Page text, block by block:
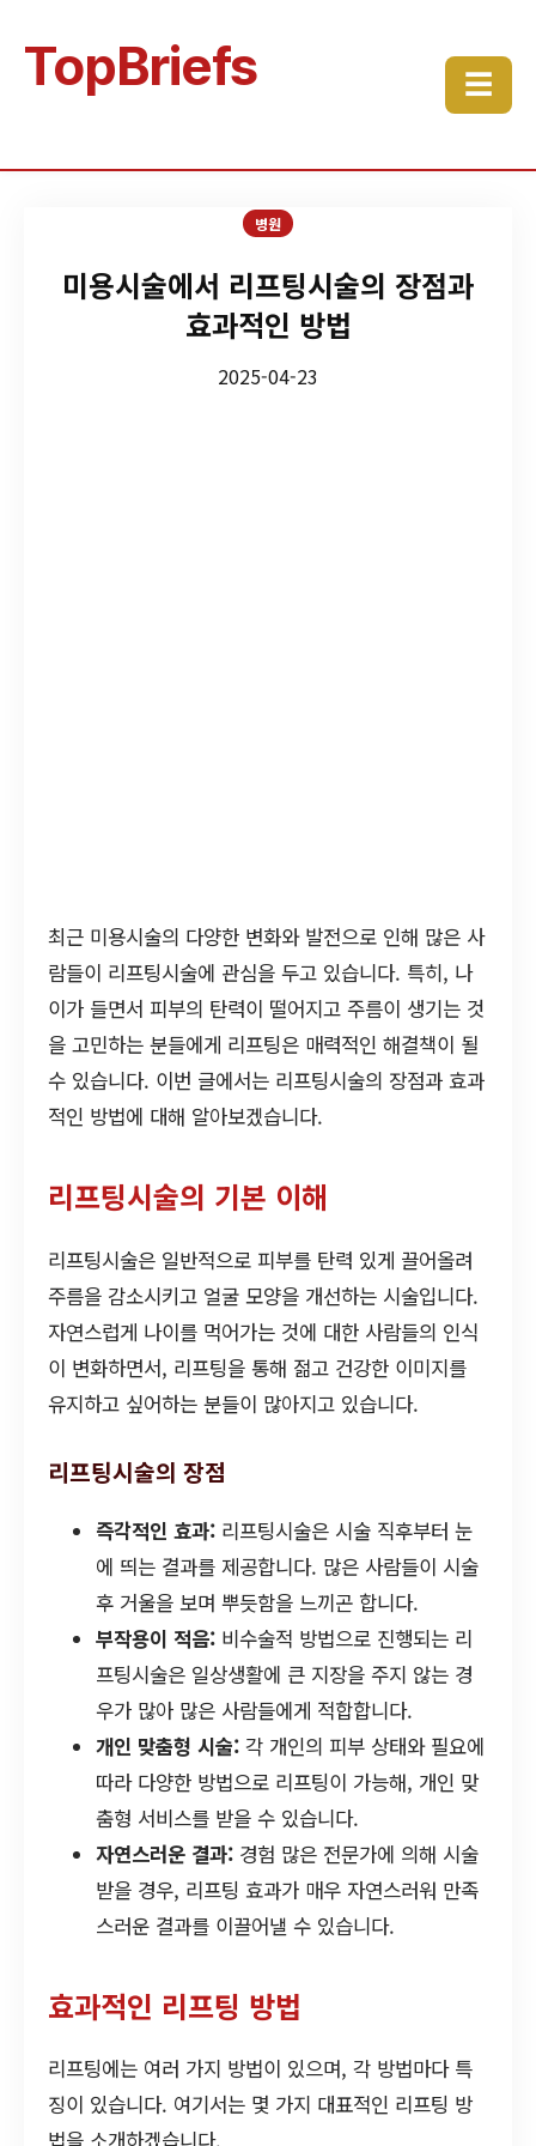
TopBriefs ☰
병원
미용시술에서 리프팅시술의 장점과
효과적인 방법
2025-04-23
최근 미용시술의 다양한 변화와 발전으로 인해 많은 사
람들이 리프팅시술에 관심을 두고 있습니다. 특히, 나
이가 들면서 피부의 탄력이 떨어지고 주름이 생기는 것
을 고민하는 분들에게 리프팅은 매력적인 해결책이 될
수 있습니다. 이번 글에서는 리프팅시술의 장점과 효과
적인 방법에 대해 알아보겠습니다.
리프팅시술의 기본 이해
리프팅시술은 일반적으로 피부를 탄력 있게 끌어올려
주름을 감소시키고 얼굴 모양을 개선하는 시술입니다.
자연스럽게 나이를 먹어가는 것에 대한 사람들의 인식
이 변화하면서, 리프팅을 통해 젊고 건강한 이미지를
유지하고 싶어하는 분들이 많아지고 있습니다.
리프팅시술의 장점
즉각적인 효과: 리프팅시술은 시술 직후부터 눈
에 띄는 결과를 제공합니다. 많은 사람들이 시술
후 거울을 보며 뿌듯함을 느끼곤 합니다.
부작용이 적음: 비수술적 방법으로 진행되는 리
프팅시술은 일상생활에 큰 지장을 주지 않는 경
우가 많아 많은 사람들에게 적합합니다.
개인 맞춤형 시술: 각 개인의 피부 상태와 필요에
따라 다양한 방법으로 리프팅이 가능해, 개인 맞
춤형 서비스를 받을 수 있습니다.
자연스러운 결과: 경험 많은 전문가에 의해 시술
받을 경우, 리프팅 효과가 매우 자연스러워 만족
스러운 결과를 이끌어낼 수 있습니다.
효과적인 리프팅 방법
리프팅에는 여러 가지 방법이 있으며, 각 방법마다 특
징이 있습니다. 여기서는 몇 가지 대표적인 리프팅 방